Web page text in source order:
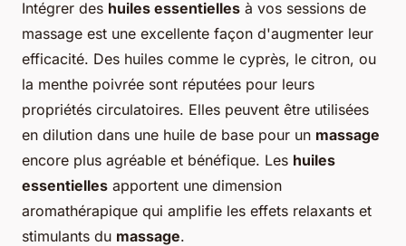
Intégrer des huiles essentielles à vos sessions de
massage est une excellente façon d'augmenter leur
efficacité. Des huiles comme le cyprès, le citron, ou
la menthe poivrée sont réputées pour leurs
propriétés circulatoires. Elles peuvent être utilisées
en dilution dans une huile de base pour un massage
encore plus agréable et bénéfique. Les huiles
essentielles apportent une dimension
aromathérapique qui amplifie les effets relaxants et
stimulants du massage.